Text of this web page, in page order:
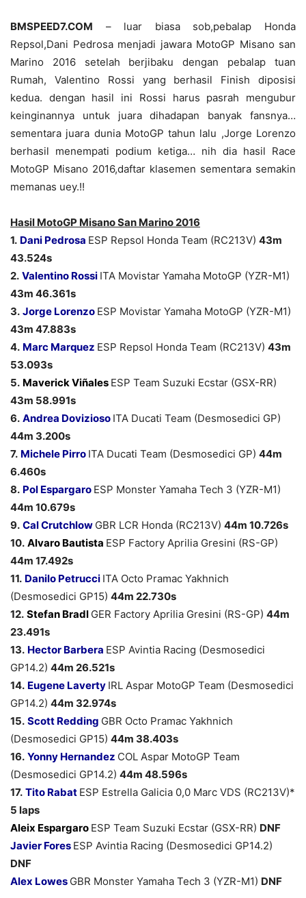
BMSPEED7.COM – luar biasa sob,pebalap Honda
Repsol,Dani Pedrosa menjadi jawara MotoGP Misano san
Marino 2016 setelah berjibaku dengan pebalap tuan
Rumah, Valentino Rossi yang berhasil Finish diposisi
kedua. dengan hasil ini Rossi harus pasrah mengubur
keinginannya untuk juara dihadapan banyak fansnya…
sementara juara dunia MotoGP tahun lalu ,Jorge Lorenzo
berhasil menempati podium ketiga… nih dia hasil Race
MotoGP Misano 2016,daftar klasemen sementara semakin
memanas uey.!!
Hasil MotoGP Misano San Marino 2016
1. Dani Pedrosa ESP Repsol Honda Team (RC213V) 43m
43.524s
2. Valentino Rossi ITA Movistar Yamaha MotoGP (YZR-M1)
43m 46.361s
3. Jorge Lorenzo ESP Movistar Yamaha MotoGP (YZR-M1)
43m 47.883s
4. Marc Marquez ESP Repsol Honda Team (RC213V) 43m
53.093s
5. Maverick Viñales ESP Team Suzuki Ecstar (GSX-RR)
43m 58.991s
6. Andrea Dovizioso ITA Ducati Team (Desmosedici GP)
44m 3.200s
7. Michele Pirro ITA Ducati Team (Desmosedici GP) 44m
6.460s
8. Pol Espargaro ESP Monster Yamaha Tech 3 (YZR-M1)
44m 10.679s
9. Cal Crutchlow GBR LCR Honda (RC213V) 44m 10.726s
10. Alvaro Bautista ESP Factory Aprilia Gresini (RS-GP)
44m 17.492s
11. Danilo Petrucci ITA Octo Pramac Yakhnich
(Desmosedici GP15) 44m 22.730s
12. Stefan Bradl GER Factory Aprilia Gresini (RS-GP) 44m
23.491s
13. Hector Barbera ESP Avintia Racing (Desmosedici
GP14.2) 44m 26.521s
14. Eugene Laverty IRL Aspar MotoGP Team (Desmosedici
GP14.2) 44m 32.974s
15. Scott Redding GBR Octo Pramac Yakhnich
(Desmosedici GP15) 44m 38.403s
16. Yonny Hernandez COL Aspar MotoGP Team
(Desmosedici GP14.2) 44m 48.596s
17. Tito Rabat ESP Estrella Galicia 0,0 Marc VDS (RC213V)*
5 laps
Aleix Espargaro ESP Team Suzuki Ecstar (GSX-RR) DNF
Javier Fores ESP Avintia Racing (Desmosedici GP14.2)
DNF
Alex Lowes GBR Monster Yamaha Tech 3 (YZR-M1) DNF